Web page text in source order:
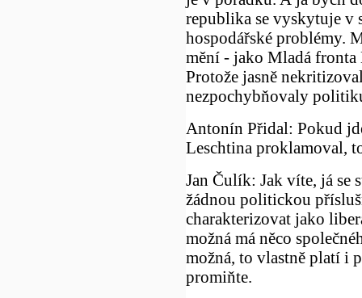
republika se vyskytuje v
hospodářské problémy.
mění - jako Mladá fronta
Protože jasně
nezpochybňovaly
Antonín Přidal: Pokud
Leschtina proklamoval,
Jan Čulík: Jak víte, já se
žádnou politickou
charakterizovat jako
možná má něco
možná, to vlastně platí i
promiňte.